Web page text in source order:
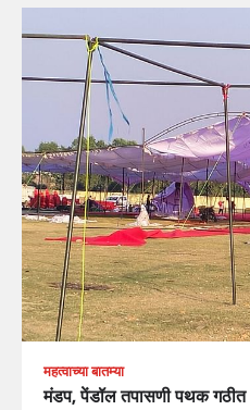
महत्वाच्या बातम्या
मंडप, पेंडॉल तपासणी पथक गठीत